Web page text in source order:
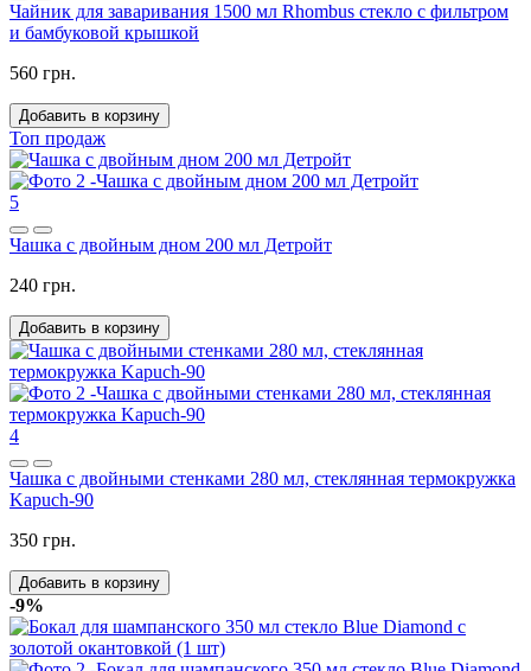
Чайник для заваривания 1500 мл Rhombus стекло с фильтром
и бамбуковой крышкой
560 грн.
Добавить в корзину
Топ продаж
5
Чашка с двойным дном 200 мл Детройт
240 грн.
Добавить в корзину
4
Чашка с двойными стенками 280 мл, стеклянная термокружка
Kapuch-90
350 грн.
Добавить в корзину
-9%